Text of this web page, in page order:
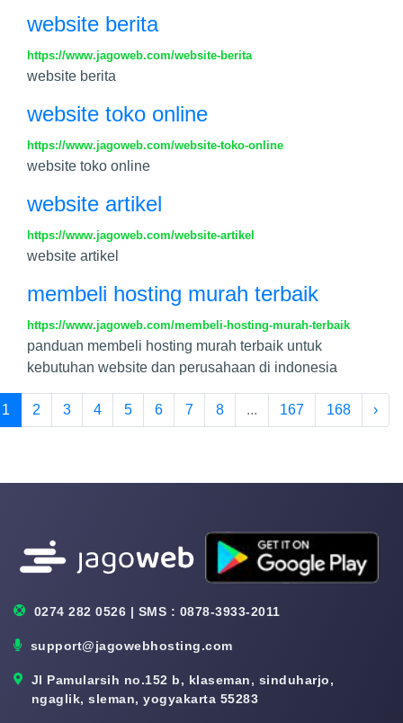
website berita
https://www.jagoweb.com/website-berita
website berita
website toko online
https://www.jagoweb.com/website-toko-online
website toko online
website artikel
https://www.jagoweb.com/website-artikel
website artikel
membeli hosting murah terbaik
https://www.jagoweb.com/membeli-hosting-murah-terbaik
panduan membeli hosting murah terbaik untuk
kebutuhan website dan perusahaan di indonesia
1 2 3 4 5 6 7 8 ... 167 168 ›
0274 282 0526 | SMS : 0878-3933-2011
support@jagowebhosting.com
Jl Pamularsih no.152 b, klaseman, sinduharjo,
ngaglik, sleman, yogyakarta 55283